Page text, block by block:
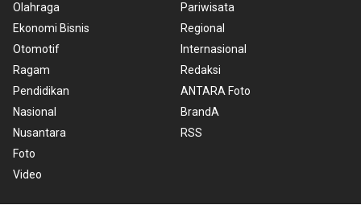
Olahraga
Ekonomi Bisnis
Otomotif
Ragam
Pendidikan
Nasional
Nusantara
Foto
Video
Pariwisata
Regional
Internasional
Redaksi
ANTARA Foto
BrandA
RSS